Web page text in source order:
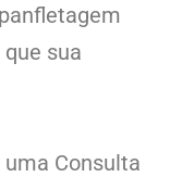
sua
Consulta